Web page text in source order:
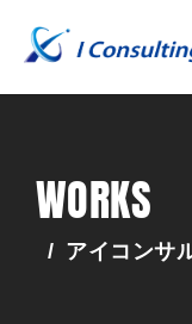
WORKS
/ アイコンサ